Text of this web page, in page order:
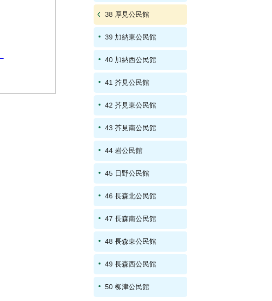
38 厚見公民館
39 加納東公民館
40 加納西公民館
41 芥見公民館
42 芥見東公民館
43 芥見南公民館
44 岩公民館
45 日野公民館
46 長森北公民館
47 長森南公民館
48 長森東公民館
49 長森西公民館
50 柳津公民館